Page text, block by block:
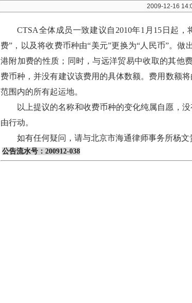
2009-12-16
CTSA全体成员一致建议自2010年1月15日起
费”，以及将收费币种由“美元”更换为“人民币”。
港附加费的性质；同时，与远洋贸易中收取的其他
费币种，并没有建议该费用的具体数额。费用数额
范围内的所有起运地。
以上提议的名称和收费币种的变化纯属自愿，
由行动。
如有任何疑问，请与北京市海通律师事务所杨文
公告流水号： 200912-038